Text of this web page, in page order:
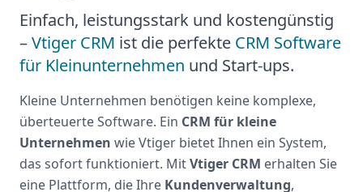
Einfach, leistungsstark und kostengünstig
–Vtiger CRM ist die perfekte CRM Software
für Kleinunternehmen und Start-ups.
Kleine Unternehmen benötigen keine komplexe,
überteuerte Software. Ein CRM für kleine
Unternehmen wie Vtiger bietet Ihnen ein System,
das sofort funktioniert. MitVtiger CRM erhalten Sie
eine Plattform, die Ihre Kundenverwaltung,